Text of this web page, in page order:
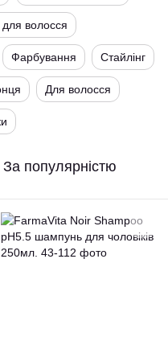
волосся
Фарбування Стайлінг
Для волосся
За популярністю